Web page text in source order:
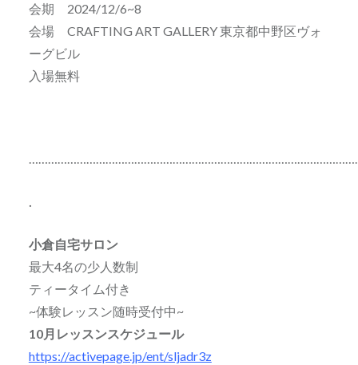
会期 2024/12/6~8
会場 CRAFTING ART GALLERY 東京都中野区ヴォ
ーグビル
入場無料
.
小倉自宅サロン
最大4名の少人数制
ティータイム付き
~体験レッスン随時受付中~
10月レッスンスケジュール
https://activepage.jp/ent/sljadr3z